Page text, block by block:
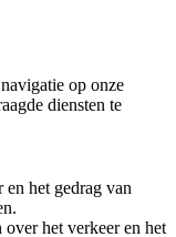
op onze
diensten te
en het gedrag van
over het verkeer en het